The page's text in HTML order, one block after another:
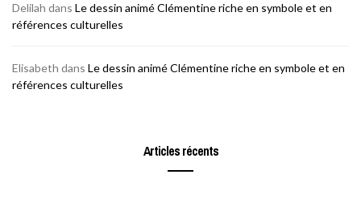
Delilah dans Le dessin animé Clémentine riche en symbole et en
références culturelles
Elisabeth dans Le dessin animé Clémentine riche en symbole et en
références culturelles
Articles récents